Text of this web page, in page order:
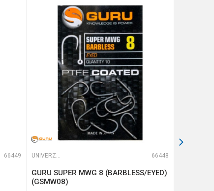
66449 UNIVERZALNE UDICE 66448
GURU SUPER MWG 8 (BARBLESS/EYED)
(GSMW08)